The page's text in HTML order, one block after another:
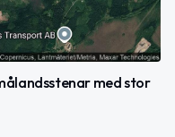
med stor